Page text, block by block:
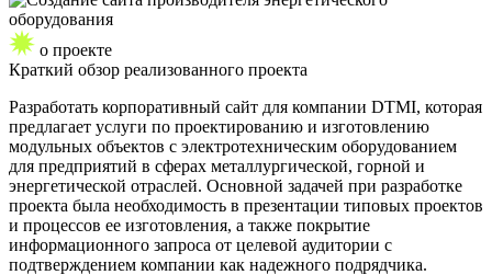
о проекте
Краткий обзор реализованного проекта
Разработать корпоративный сайт для компании DTMI, которая
предлагает услуги по проектированию и изготовлению
модульных объектов с электротехническим оборудованием
для предприятий в сферах металлургической, горной и
энергетической отраслей. Основной задачей при разработке
проекта была необходимость в презентации типовых проектов
и процессов ее изготовления, а также покрытие
информационного запроса от целевой аудитории с
подтверждением компании как надежного подрядчика.